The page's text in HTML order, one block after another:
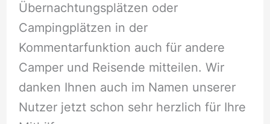
Übernachtungsplätzen oder
Campingplätzen in der
Kommentarfunktion auch für andere
Camper und Reisende mitteilen. Wir
danken Ihnen auch im Namen unserer
Nutzer jetzt schon sehr herzlich für Ihre